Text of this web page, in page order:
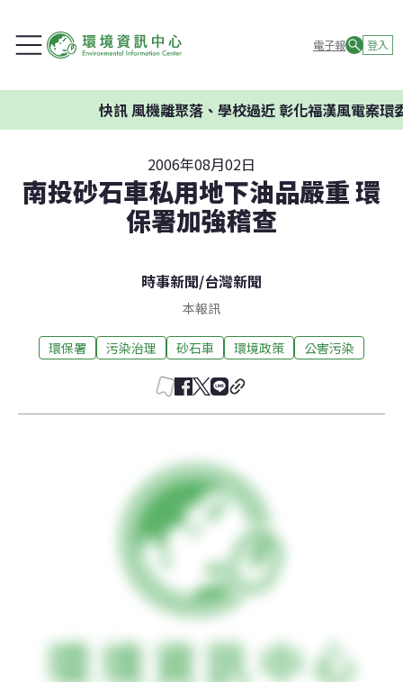
電子報 登入
快訊風機離聚落、學校過近 彰化福漢風電案環委
2006年08月02日
南投砂石車私用地下油品嚴重 環
保署加強稽查
時事新聞/台灣新聞
本報訊
環保署 污染治理 砂石車 環境政策 公害污染